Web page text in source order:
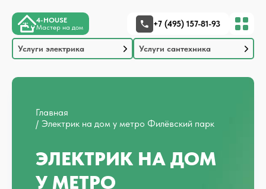
4-HOUSE
Мастер на дом
+7 (495) 157-81-93
Услуги электрика Услуги сантехника
Главная
Электрик на дом у метро Филёвский парк
ЭЛЕКТРИК НА ДОМ
У МЕТРО